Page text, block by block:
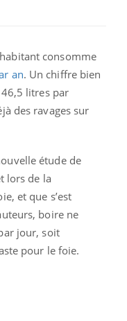
consomme
an. Un chiffre bien
litres par
des ravages sur
étude de
lors de la
et que s’est
boire ne
jour, soit
pour le foie.